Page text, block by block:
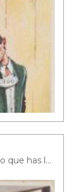
Postal n° 7: En casa me contarás todo lo que has leído…